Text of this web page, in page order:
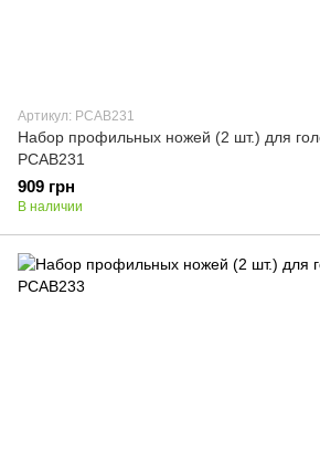
Артикул: PCAB231
Набор профильных ножей (2 шт.) для
PCAB231
909 грн
В наличии